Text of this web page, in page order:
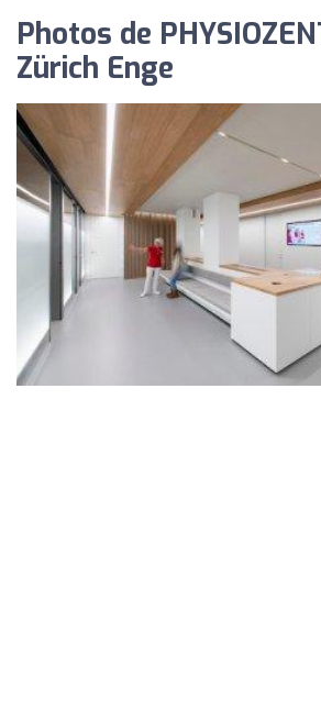
Photos de
Zürich Enge